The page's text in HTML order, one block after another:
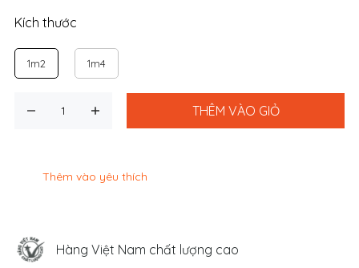
THÊM VÀO GIỎ
Thêm vào yêu thích
Kích thước
1m2 1m4
Hàng Việt Nam chất lượng cao